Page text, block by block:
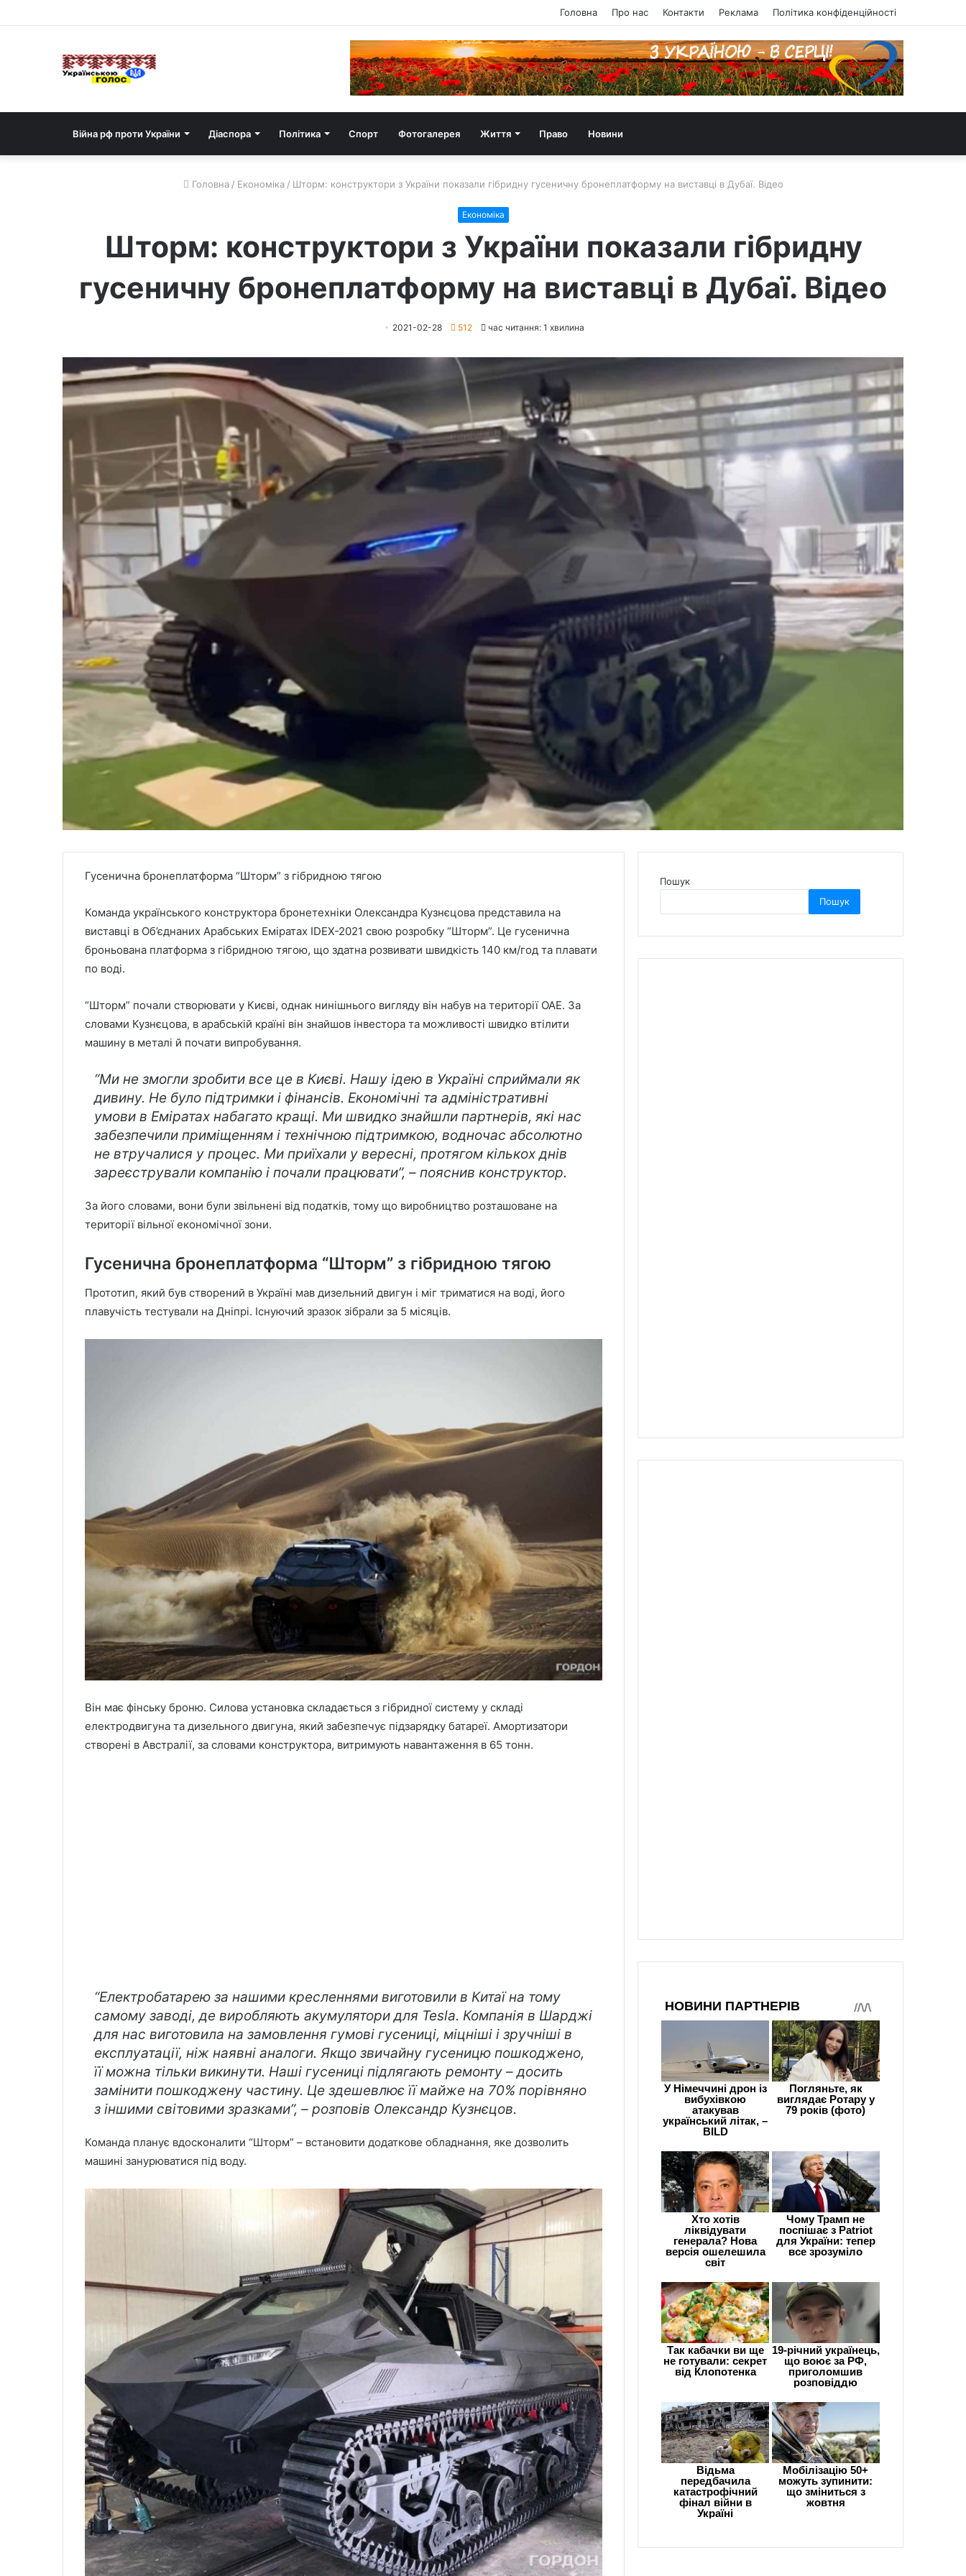
Головна Про нас Контакти Реклама Політика конфіденційності
Війна рф проти України Діаспора Політика Спорт Фотогалерея Життя Право Новини
Головна / Економіка / Шторм: конструктори з України показали гібридну гусеничну бронеплатформу на виставці в Дубаї. Відео
Економіка
Шторм: конструктори з України показали гібридну
гусеничну бронеплатформу на виставці в Дубаї. Відео
2021-02-28 512 час читання: 1 хвилина
Гусенична бронеплатформа “Шторм” з гібридною тягою
Команда українського конструктора бронетехніки Олександра Кузнєцова представила на
виставці в Об’єднаних Арабських Еміратах IDEX-2021 свою розробку “Шторм”. Це гусенична
броньована платформа з гібридною тягою, що здатна розвивати швидкість 140 км/год та плавати
по воді.
“Шторм” почали створювати у Києві, однак нинішнього вигляду він набув на території ОАЕ. За
словами Кузнєцова, в арабській країні він знайшов інвестора та можливості швидко втілити
машину в металі й почати випробування.
“Ми не змогли зробити все це в Києві. Нашу ідею в Україні сприймали як
дивину. Не було підтримки і фінансів. Економічні та адміністративні
умови в Еміратах набагато кращі. Ми швидко знайшли партнерів, які нас
забезпечили приміщенням і технічною підтримкою, водночас абсолютно
не втручалися у процес. Ми приїхали у вересні, протягом кількох днів
зареєстрували компанію і почали працювати”, – пояснив конструктор.
За його словами, вони були звільнені від податків, тому що виробництво розташоване на
території вільної економічної зони.
Гусенична бронеплатформа “Шторм” з гібридною тягою
Прототип, який був створений в Україні мав дизельний двигун і міг триматися на воді, його
плавучість тестували на Дніпрі. Існуючий зразок зібрали за 5 місяців.
Він має фінську броню. Силова установка складається з гібридної систему у складі
електродвигуна та дизельного двигуна, який забезпечує підзарядку батареї. Амортизатори
створені в Австралії, за словами конструктора, витримують навантаження в 65 тонн.
“Електробатарею за нашими кресленнями виготовили в Китаї на тому
самому заводі, де виробляють акумулятори для Tesla. Компанія в Шарджі
для нас виготовила на замовлення гумові гусениці, міцніші і зручніші в
експлуатації, ніж наявні аналоги. Якщо звичайну гусеницю пошкоджено,
її можна тільки викинути. Наші гусениці підлягають ремонту – досить
замінити пошкоджену частину. Це здешевлює її майже на 70% порівняно
з іншими світовими зразками”, – розповів Олександр Кузнєцов.
Команда планує вдосконалити “Шторм” – встановити додаткове обладнання, яке дозволить
машині занурюватися під воду.
Пошук
Пошук